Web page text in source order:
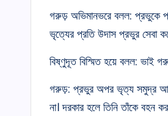
গরুড় অভিমানভরে বলল: প্রভুকে
ভৃত্যের প্রতি উদাস প্রভুর সেবা
বিষ্ণুদূত বিস্মিত হয়ে বলল:
গরুড়: প্রভুর অপর ভৃত্য সমুদ্র
না। দরকার হলে তিনি তাঁকে বহন